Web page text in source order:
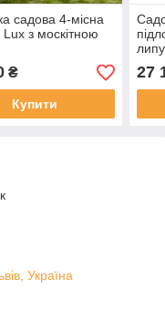
садова 4-місна
з москітною
₴
Купити
27
Україна